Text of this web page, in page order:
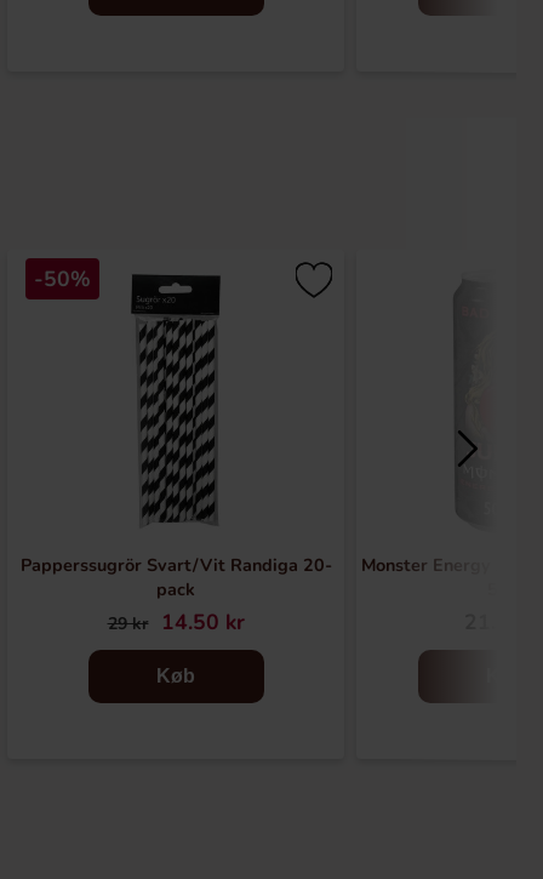
-50%
Papperssugrör Svart/Vit Randiga 20-
pack
29 kr 14.50 kr
Køb
Monster Energy